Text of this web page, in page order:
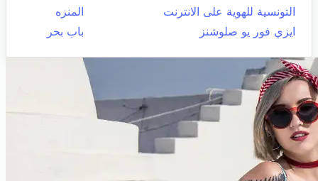
التونسية للهوية على الانترنت
المنزه
ايزي فور يو صلوشنز
باب بحر